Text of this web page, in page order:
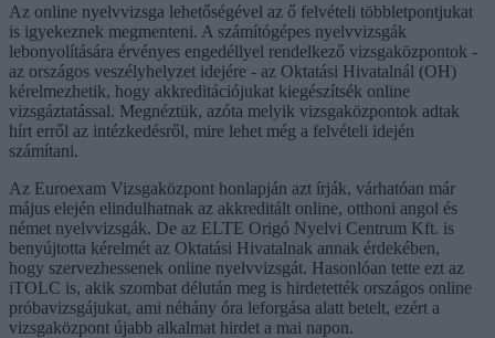
Az online nyelvvizsga lehetőségével az ő felvételi többletpontjukat
is igyekeznek megmenteni. A számítógépes nyelvvizsgák
lebonyolítására érvényes engedéllyel rendelkező vizsgaközpontok -
az országos veszélyhelyzet idejére - az Oktatási Hivatalnál (OH)
kérelmezhetik, hogy akkreditációjukat kiegészítsék online
vizsgáztatással. Megnéztük, azóta melyik vizsgaközpontok adtak
hírt erről az intézkedésről, mire lehet még a felvételi idején
számítani.
Az Euroexam Vizsgaközpont honlapján azt írják, várhatóan már
május elején elindulhatnak az akkreditált online, otthoni angol és
német nyelvvizsgák. De az ELTE Origó Nyelvi Centrum Kft. is
benyújtotta kérelmét az Oktatási Hivatalnak annak érdekében,
hogy szervezhessenek online nyelvvizsgát. Hasonlóan tette ezt az
iTOLC is, akik szombat délután meg is hirdetették országos online
próbavizsgájukat, ami néhány óra leforgása alatt betelt, ezért a
vizsgaközpont újabb alkalmat hirdet a mai napon.